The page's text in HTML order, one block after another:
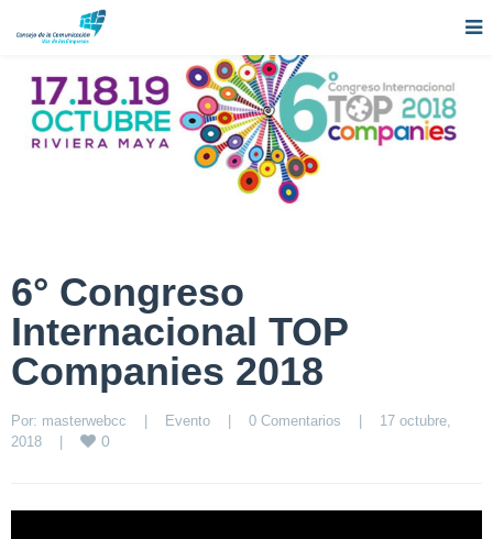
6° Congreso
Internacional TOP
Companies 2018
Por: masterwebcc | Evento | 0 Comentarios |
17 octubre,
2018 | 0